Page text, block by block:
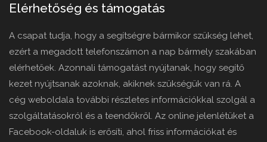
Elérhetőség és támogatás
A csapat tudja, hogy a segítségre bármikor szükség lehet,
ezért a megadott telefonszámon a nap bármely szakában
elérhetőek. Azonnali támogatást nyújtanak, hogy segítő
kezet nyújtsanak azoknak, akiknek szükségük van rá. A
cég weboldala további részletes információkkal szolgál a
szolgáltatásokról és a teendőkről. Az online jelenlétüket a
Facebook-oldaluk is erősíti, ahol friss információkat és